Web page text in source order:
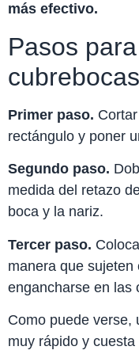
más efectivo.
Pasos
Primer paso.
rectángulo y poner
Segundo paso.
medida del retazo
boca y la nariz.
Tercer paso.
manera que
engancharse en las
Como puede verse,
muy rápido y